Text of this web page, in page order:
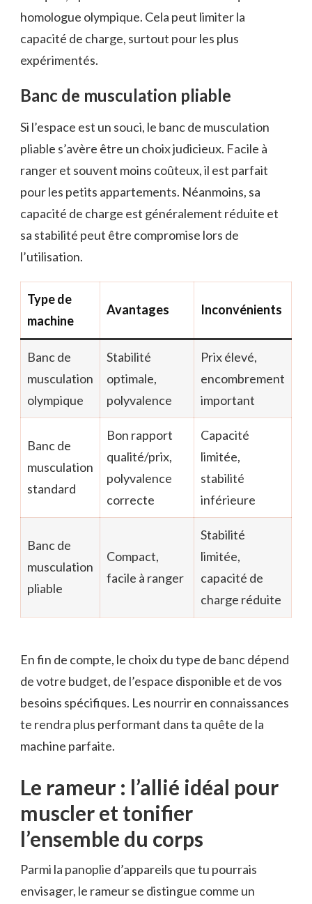
homologue olympique. Cela peut limiter la
capacité de charge, surtout pour les plus
expérimentés.
Banc de musculation pliable
Si l’espace est un souci, le banc de musculation
pliable s’avère être un choix judicieux. Facile à
ranger et souvent moins coûteux, il est parfait
pour les petits appartements. Néanmoins, sa
capacité de charge est généralement réduite et
sa stabilité peut être compromise lors de
l’utilisation.
Type de
machine
Avantages Inconvénients
Banc de
musculation
olympique
Stabilité
optimale,
polyvalence
Prix élevé,
encombrement
important
Banc de
musculation
standard
Bon rapport
qualité/prix,
polyvalence
correcte
Capacité
limitée,
stabilité
inférieure
Banc de
musculation
pliable
Compact,
facile à ranger
Stabilité
limitée,
capacité de
charge réduite
En fin de compte, le choix du type de banc dépend
de votre budget, de l’espace disponible et de vos
besoins spécifiques. Les nourrir en connaissances
te rendra plus performant dans ta quête de la
machine parfaite.
Le rameur : l’allié idéal pour
muscler et tonifier
l’ensemble du corps
Parmi la panoplie d’appareils que tu pourrais
envisager, le rameur se distingue comme un